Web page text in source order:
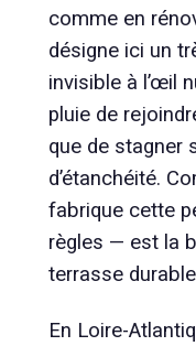
comme en
désigne ici un
invisible à l’œil
pluie de
que de stagner
d’étanchéité.
fabrique cette
règles — est la
terrasse
En Loire-